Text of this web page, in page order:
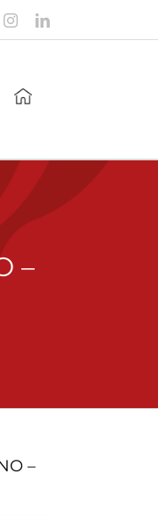
InstagramLinkedIn
–
–